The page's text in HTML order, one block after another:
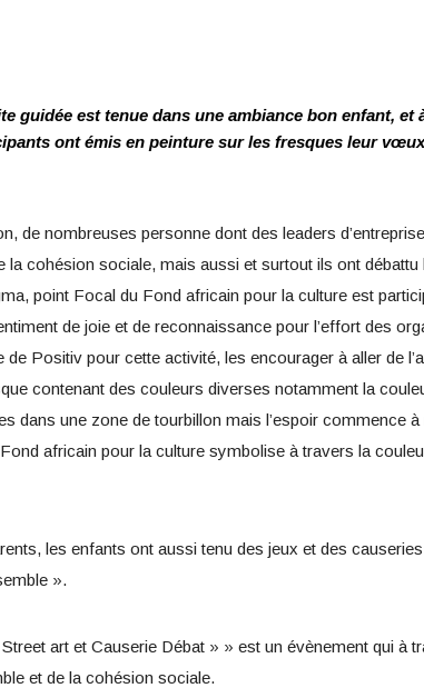
guidée est tenue dans une ambiance bon enfant, et
ont émis en peinture sur les fresques leur
de nombreuses personne dont des leaders
la cohésion sociale, mais aussi et surtout ils ont débattu
point Focal du Fond africain pour la culture est
de joie et de reconnaissance pour l’effort des
de Positiv pour cette activité, les encourager à aller de
contenant des couleurs diverses notamment la
dans une zone de tourbillon mais l’espoir commence à
africain pour la culture symbolise à travers la
les enfants ont aussi tenu des jeux et des
».
art et Causerie Débat » » est un évènement qui à
et de la cohésion sociale.